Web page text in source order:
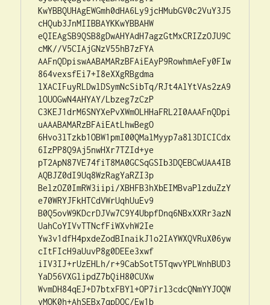
KwYBBQUHAgEWGmh0dHA6Ly9jcHMubGV0c2VuY3J5
cHQub3JnMIIBBAYKKwYBBAHW
eQIEAgSB9QSB8gDwAHYAdH7agzGtMxCRIZzOJU9C
cMK//V5CIAjGNzV55hB7zFYA
AAFnQDpiswAABAMARzBFAiEAyP9RowhmAeFy0FIw
864vexsfEi7+I8eXXgRBgdma
lXACIFuyRLDwlDSymNcSibTq/RJt4AlYtVAs2zA9
lOUOGwN4AHYAY/Lbzeg7zCzP
C3KEJ1drM6SNYXePvXWmOLHHaFRL2I0AAAFnQDpi
uAAABAMARzBFAiEAtLhwBegO
6Hvo3lTzkb1OBW1pmI00QMalMyyp7a8l3DICICdx
6IzPP8Q9Aj5nwHXr7TZId+ye
pT2ApN87VE74fiT8MA0GCSqGSIb3DQEBCwUAA4IB
AQBJZ0dI9Uq8WzRagYaRZI3p
BelzOZ0ImRW3iipi/XBHFB3hXbEIMBvaPlzduZzY
e70WRYJFkHTCdVWrUqhUuEv9
B0Q5ovW9KDcrDJVw7C9Y4UbpfDnq6NBxXXRr3azN
UahCoYIVvTTNcfFiWXvhW2Ie
Yw3v1dfH4pxdeZodBInaikJ1o2IAYWXQVRuX06yw
cItFIcH9aUuvP8g0DEEe3xwf
iIV3IJ+rUzEHLh/r+9CabSotT5TqwvYPLWnhBUD3
YaD56VXGlipdZ7bQiH80CUXw
WvmDH84qEJ+D7btxFBYl+OP7irl3cdcQNmYYJOQW
yMOK0h+AhSEBx7qpDOC/Ew1b